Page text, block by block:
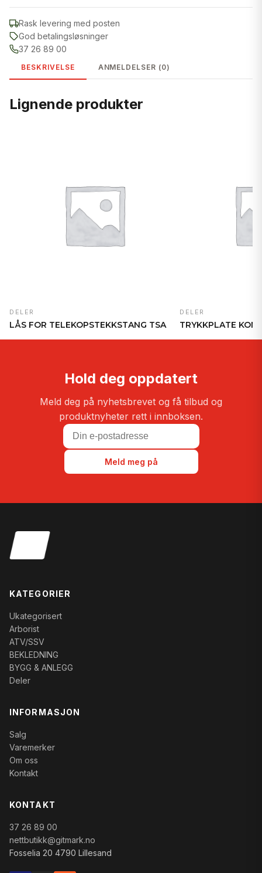
Rask levering med posten
God betalingsløsninger
37 26 89 00
BESKRIVELSE ANMELDELSER (0)
Lignende produkter
DELER
LÅS FOR TELEKOPSTEKKSTANG TSA
DELER
Hold deg oppdatert
Meld deg på nyhetsbrevet og få tilbud og
produktnyheter rett i innboksen.
Meld meg på
KATEGORIER
Ukategorisert
Arborist
ATV/SSV
BEKLEDNING
BYGG & ANLEGG
Deler
INFORMASJON
Salg
Varemerker
Om oss
Kontakt
KONTAKT
37 26 89 00
nettbutikk@gitmark.no
Fosselia 20 4790 Lillesand